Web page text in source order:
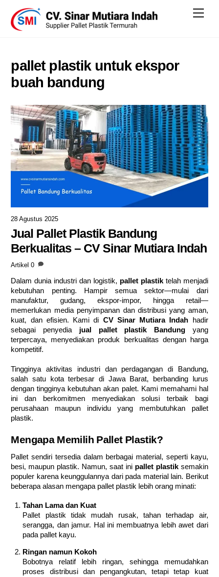
content
pallet plastik untuk ekspor
buah bandung
28 Agustus 2025
Jual Pallet Plastik Bandung
Berkualitas – CV Sinar Mutiara Indah
Artikel 0
Dalam dunia industri dan logistik, pallet plastiktelah menjadi
kebutuhan penting. Hampir semua sektor—mulai dari
manufaktur, gudang, ekspor-impor, hingga retail—
memerlukan media penyimpanan dan distribusi yang aman,
kuat, dan efisien. Kami di CV Sinar Mutiara Indah hadir
sebagai penyedia jual pallet plastik Bandungyang
terpercaya, menyediakan produk berkualitas dengan harga
kompetitif.
Tingginya aktivitas industri dan perdagangan di Bandung,
salah satu kota terbesar di Jawa Barat, berbanding lurus
dengan tingginya kebutuhan akan palet. Kami memahami hal
ini dan berkomitmen menyediakan solusi terbaik bagi
perusahaan maupun individu yang membutuhkan pallet
plastik.
Mengapa Memilih Pallet Plastik?
Pallet sendiri tersedia dalam berbagai material, seperti kayu,
besi, maupun plastik. Namun, saat ini pallet plastiksemakin
populer karena keunggulannya dari pada material lain. Berikut
beberapa alasan mengapa pallet plastik lebih orang minati:
Tahan Lama dan Kuat
Pallet plastik tidak mudah rusak, tahan terhadap air,
serangga, dan jamur. Hal ini membuatnya lebih awet dari
pada pallet kayu.
Ringan namun Kokoh
Bobotnya relatif lebih ringan, sehingga memudahkan
proses distribusi dan pengangkutan, tetapi tetap kuat